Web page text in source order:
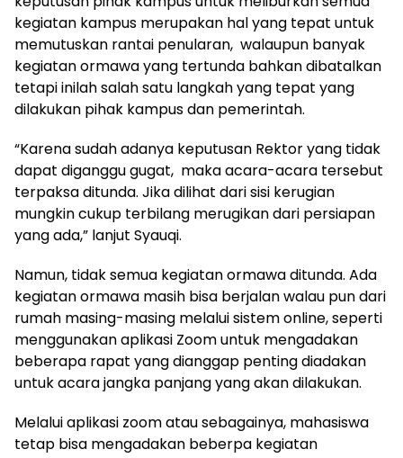
kegiatan kampus merupakan hal yang tepat untuk
memutuskan rantai penularan, walaupun banyak
kegiatan ormawa yang tertunda bahkan dibatalkan
tetapi inilah salah satu langkah yang tepat yang
dilakukan pihak kampus dan pemerintah.
“Karena sudah adanya keputusan Rektor yang tidak
dapat diganggu gugat, maka acara-acara tersebut
terpaksa ditunda. Jika dilihat dari sisi kerugian
mungkin cukup terbilang merugikan dari persiapan
yang ada,” lanjut Syauqi.
Namun, tidak semua kegiatan ormawa ditunda. Ada
kegiatan ormawa masih bisa berjalan walau pun dari
rumah masing-masing melalui sistem online, seperti
menggunakan aplikasi Zoom untuk mengadakan
beberapa rapat yang dianggap penting diadakan
untuk acara jangka panjang yang akan dilakukan.
Melalui aplikasi zoom atau sebagainya, mahasiswa
tetap bisa mengadakan beberpa kegiatan